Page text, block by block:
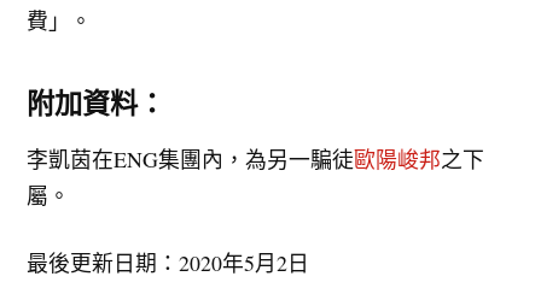
費」。
附加資料：
李凱茵在ENG集團內，為另一騙徒歐陽峻邦之下
屬。
最後更新日期：2020年5月2日